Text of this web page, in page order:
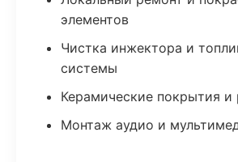
элементов
Чистка инжектора и
системы
Керамические покрытия и
Монтаж аудио и